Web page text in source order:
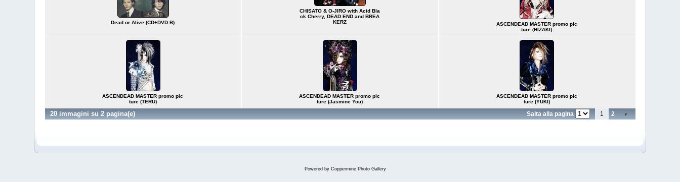
Dead or Alive (CD+DVD B)
CHISATO & O-JIRO with Acid Bla
ck Cherry, DEAD END and BREA
KERZ
ASCENDEAD MASTER promo pic
ture (HIZAKI)
ASCENDEAD MASTER promo pic
ture (TERU)
ASCENDEAD MASTER promo pic
ture (Jasmine You)
ASCENDEAD MASTER promo pic
ture (YUKI)
20 immagini su 2 pagina(e) Salta alla pagina 1 2
Powered by Coppermine Photo Gallery